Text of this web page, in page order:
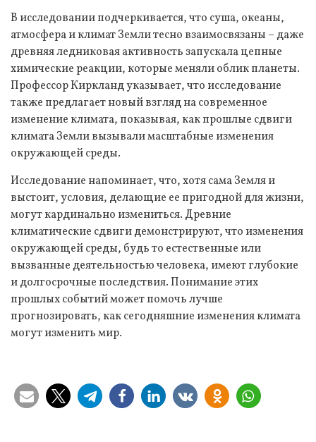
В исследовании подчеркивается, что суша, океаны,
атмосфера и климат Земли тесно взаимосвязаны – даже
древняя ледниковая активность запускала цепные
химические реакции, которые меняли облик планеты.
Профессор Киркланд указывает, что исследование
также предлагает новый взгляд на современное
изменение климата, показывая, как прошлые сдвиги
климата Земли вызывали масштабные изменения
окружающей среды.
Исследование напоминает, что, хотя сама Земля и
выстоит, условия, делающие ее пригодной для жизни,
могут кардинально измениться. Древние
климатические сдвиги демонстрируют, что изменения
окружающей среды, будь то естественные или
вызванные деятельностью человека, имеют глубокие
и долгосрочные последствия. Понимание этих
прошлых событий может помочь лучше
прогнозировать, как сегодняшние изменения климата
могут изменить мир.